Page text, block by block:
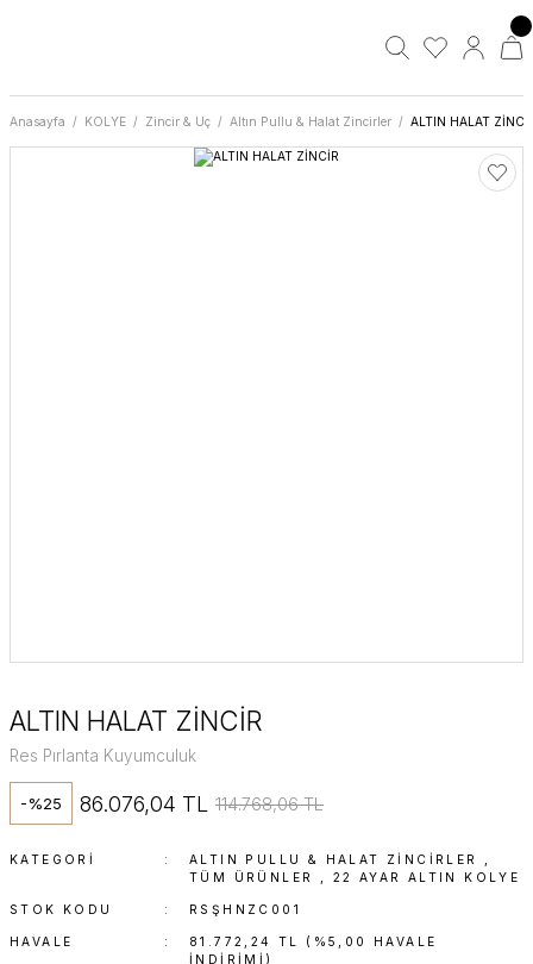
Anasayfa KOLYE Zincir & Uç Altın Pullu & Halat Zincirler ALTIN HALAT
ALTIN HALAT ZİNCİR
Res Pırlanta Kuyumculuk
-%25 86.076,04 TL 114.768,06 TL
KATEGORI ALTIN PULLU & HALAT ZINCIRLER
TÜM ÜRÜNLER
22 AYAR ALTIN KOLYE
STOK KODU RSŞHNZC001
HAVALE
81.772,24 TL (%5,00 HAVALE
INDIRIMI)